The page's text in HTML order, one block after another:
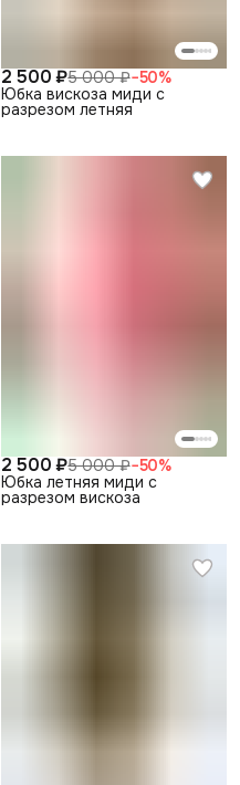
2 500 ₽5 000 ₽−50%
Юбка вискоза миди с
разрезом летняя
2 500 ₽5 000 ₽−50%
Юбка летняя миди с
разрезом вискоза